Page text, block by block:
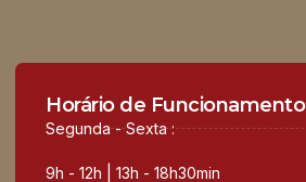
Horário de Funcionamento
Segunda - Sexta :
9h - 12h | 13h - 18h30min